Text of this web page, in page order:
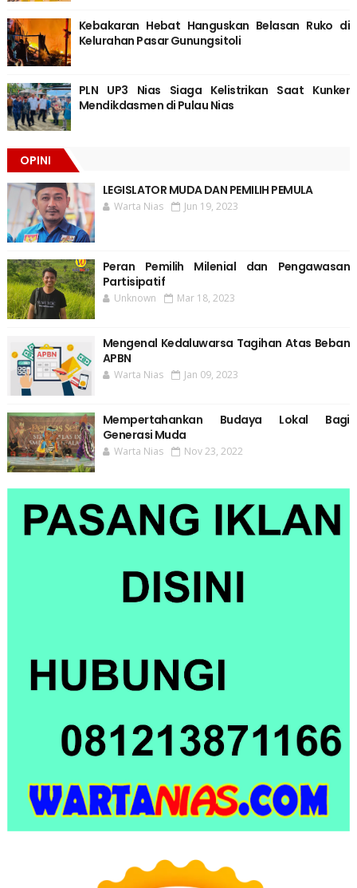
Kebakaran Hebat Hanguskan Belasan Ruko di
Kelurahan Pasar Gunungsitoli
PLN UP3 Nias Siaga Kelistrikan Saat Kunker
Mendikdasmen di Pulau Nias
OPINI
LEGISLATOR MUDA DAN PEMILIH PEMULA
Warta Nias Jun 19, 2023
Peran Pemilih Milenial dan Pengawasan
Partisipatif
Unknown Mar 18, 2023
Mengenal Kedaluwarsa Tagihan Atas Beban
APBN
Warta Nias Jan 09, 2023
Mempertahankan Budaya Lokal Bagi
Generasi Muda
Warta Nias Nov 23, 2022